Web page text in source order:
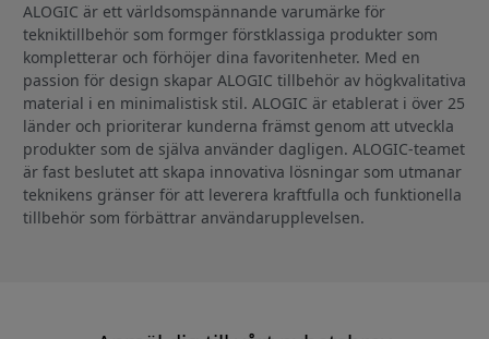
ALOGIC är ett världsomspännande varumärke för
tekniktillbehör som formger förstklassiga produkter som
kompletterar och förhöjer dina favoritenheter. Med en
passion för design skapar ALOGIC tillbehör av högkvalitativa
material i en minimalistisk stil. ALOGIC är etablerat i över 25
länder och prioriterar kunderna främst genom att utveckla
produkter som de själva använder dagligen. ALOGIC-teamet
är fast beslutet att skapa innovativa lösningar som utmanar
teknikens gränser för att leverera kraftfulla och funktionella
tillbehör som förbättrar användarupplevelsen.